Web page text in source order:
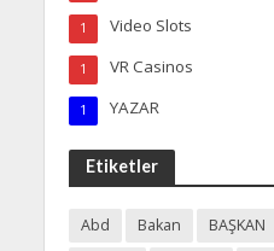
Video Slots
1
VR Casinos
1
YAZAR
1
Etiketler
Abd Bakan BAŞKAN